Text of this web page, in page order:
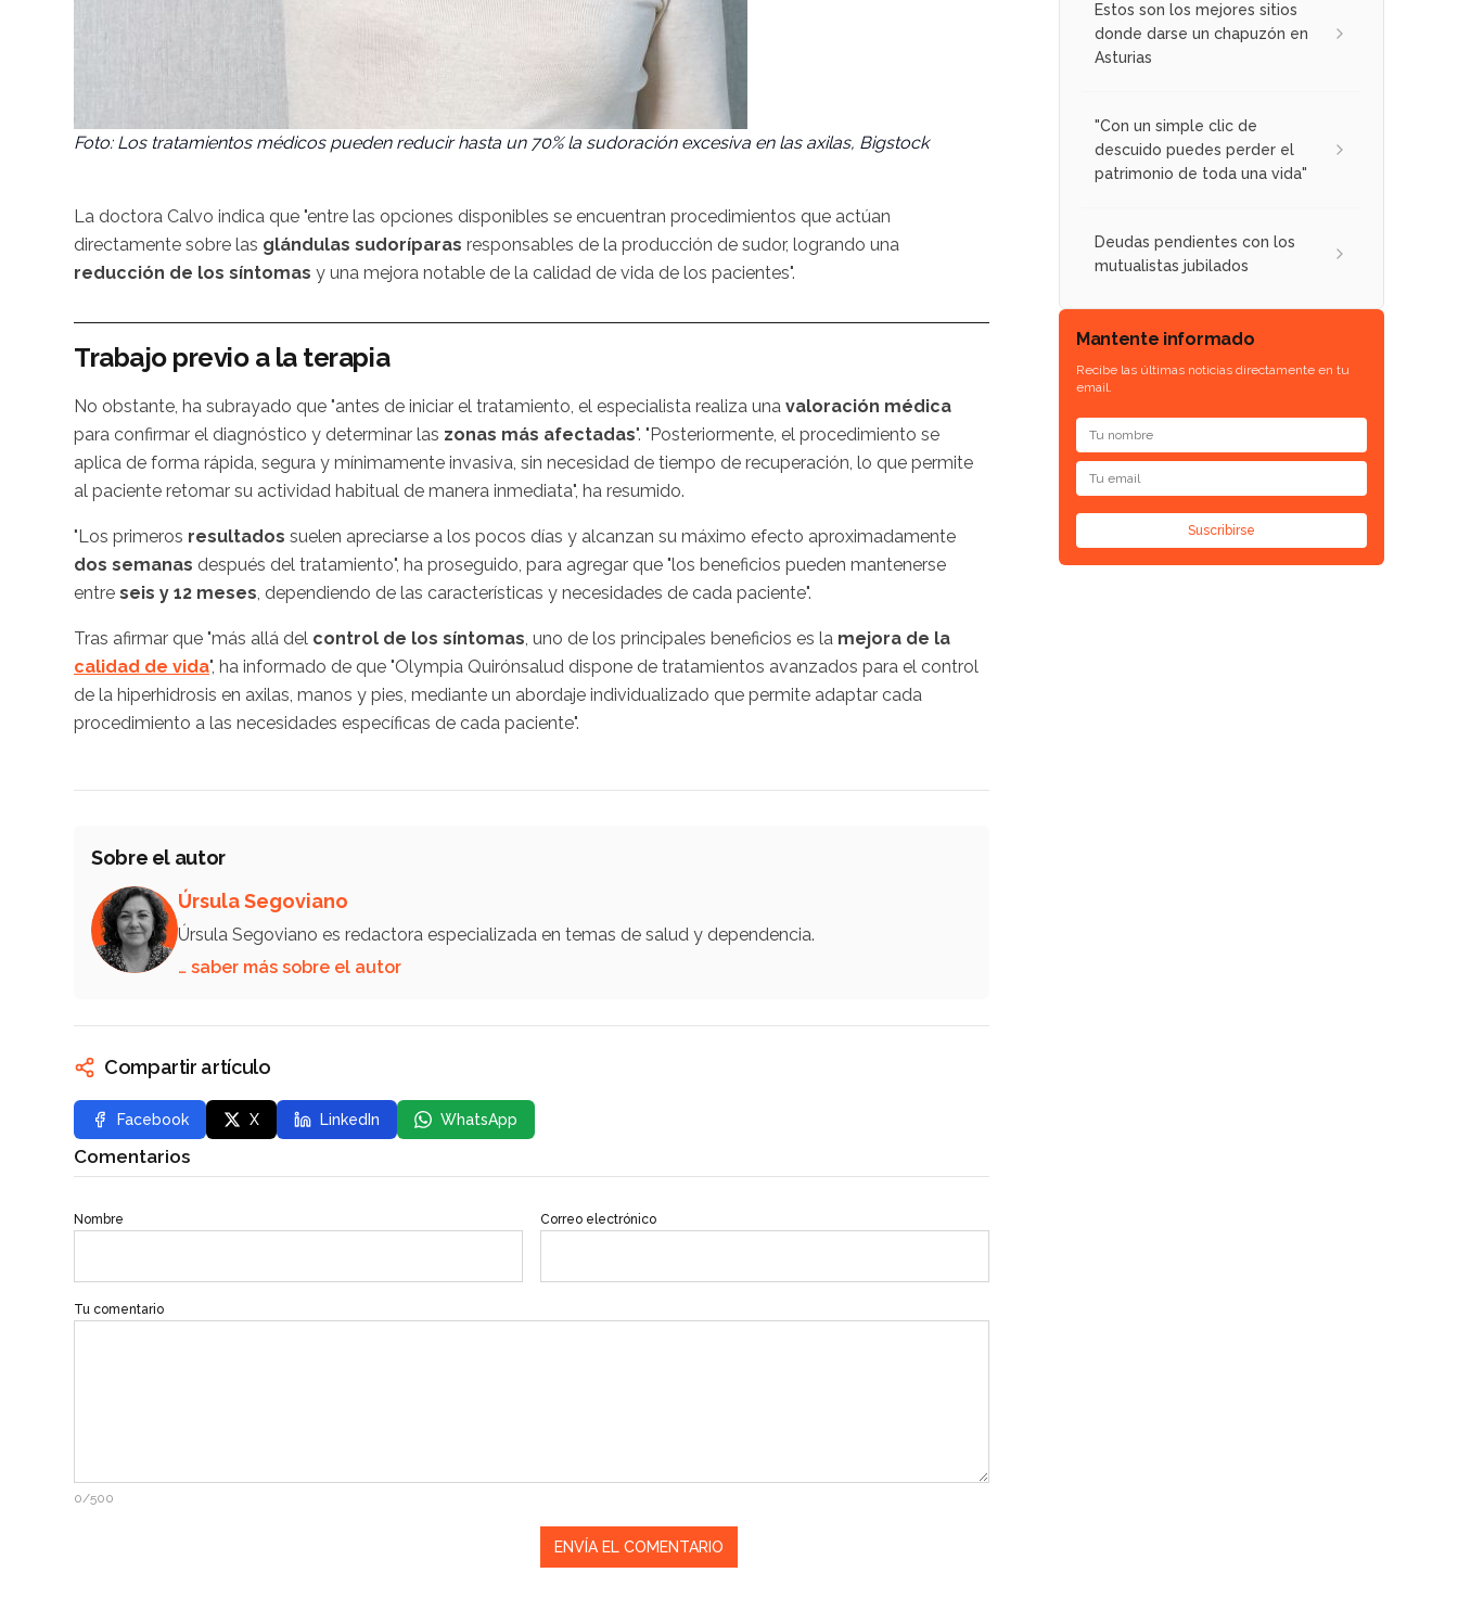
Foto: Los tratamientos médicos pueden reducir hasta un 70% la sudoración excesiva en las axilas, Bigstock
La doctora Calvo indica que "entre las opciones disponibles se encuentran procedimientos que actúan
directamente sobre las glándulas sudoríparas responsables de la producción de sudor, logrando una
reducción de los síntomas y una mejora notable de la calidad de vida de los pacientes".
Trabajo previo a la terapia
No obstante, ha subrayado que "antes de iniciar el tratamiento, el especialista realiza una valoración médica
para confirmar el diagnóstico y determinar las zonas más afectadas". "Posteriormente, el procedimiento se
aplica de forma rápida, segura y mínimamente invasiva, sin necesidad de tiempo de recuperación, lo que permite
al paciente retomar su actividad habitual de manera inmediata", ha resumido.
"Los primeros resultados suelen apreciarse a los pocos días y alcanzan su máximo efecto aproximadamente
dos semanas después del tratamiento", ha proseguido, para agregar que "los beneficios pueden mantenerse
entre seis y 12 meses , dependiendo de las características y necesidades de cada paciente".
Tras afirmar que "más allá del control de los síntomas , uno de los principales beneficios es la mejora de la
calidad de vida", ha informado de que "Olympia Quirónsalud dispone de tratamientos avanzados para el control
de la hiperhidrosis en axilas, manos y pies, mediante un abordaje individualizado que permite adaptar cada
procedimiento a las necesidades específicas de cada paciente".
Sobre el autor
Úrsula Segoviano
Úrsula Segoviano es redactora especializada en temas de salud y dependencia.
… saber más sobre el autor
Compartir artículo
Facebook X LinkedIn WhatsApp
Comentarios
Nombre Correo electrónico
Tu comentario
0/500
Estos son los mejores sitios
donde darse un chapuzón en
Asturias
"Con un simple clic de
descuido puedes perder el
patrimonio de toda una vida"
Deudas pendientes con los
mutualistas jubilados
Mantente informado
Recibe las últimas noticias directamente en tu
email.
Suscribirse